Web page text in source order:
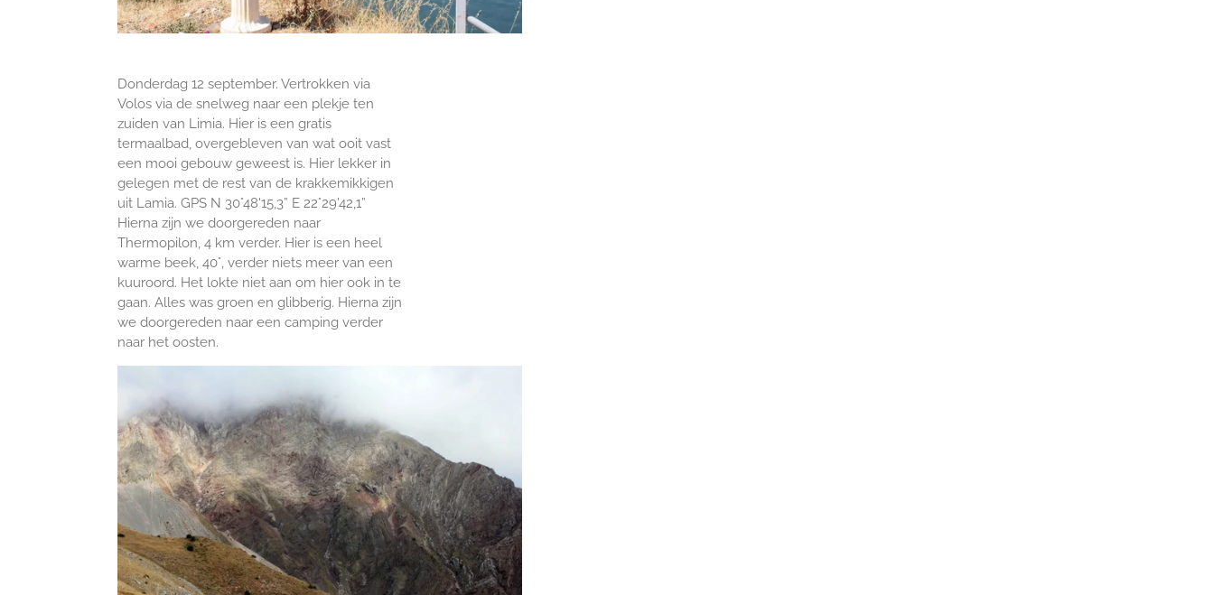
Donderdag 12 september. Vertrokken via
Volos via de snelweg naar een plekje ten
zuiden van Limia. Hier is een gratis
termaalbad, overgebleven van wat ooit vast
een mooi gebouw geweest is. Hier lekker in
gelegen met de rest van de krakkemikkigen
uit Lamia. GPS N 30°48'15,3” E 22°29'42,1”
Hierna zijn we doorgereden naar
Thermopilon, 4 km verder. Hier is een heel
warme beek, 40°, verder niets meer van een
kuuroord. Het lokte niet aan om hier ook in te
gaan. Alles was groen en glibberig. Hierna zijn
we doorgereden naar een camping verder
naar het oosten.